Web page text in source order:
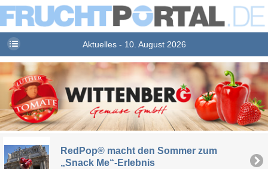
Aktuelles - 10. August 2026
RedPop® macht den Sommer zum
„Snack Me“-Erlebnis